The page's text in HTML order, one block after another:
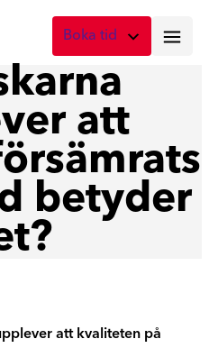
Boka tid
boka?
att
betyder
att kvaliteten på